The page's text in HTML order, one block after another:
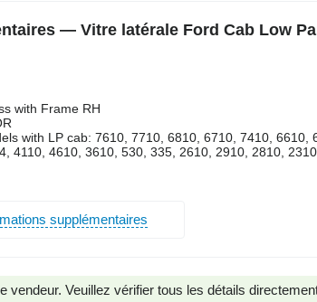
— Vitre latérale Ford Cab Low
with Frame RH
with LP cab: 7610, 7710, 6810, 6710, 7410, 6610,
4110, 4610, 3610, 530, 335, 2610, 2910, 2810,
supplémentaires
vendeur. Veuillez vérifier tous les détails